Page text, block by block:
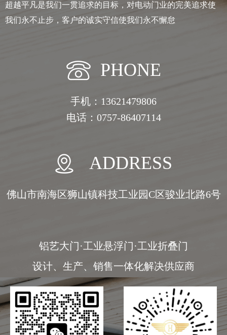
超越平凡是我们一贯追求的目标，对电动门业的完美追求使
我们永不止步，客户的诚实守信使我们永不懈怠
PHONE
手机：13621479806
电话：0757-86407114
ADDRESS
佛山市南海区狮山镇科技工业园C区骏业北路6号
铝艺大门·工业悬浮门·工业折叠门
设计、生产、销售一体化解决供应商